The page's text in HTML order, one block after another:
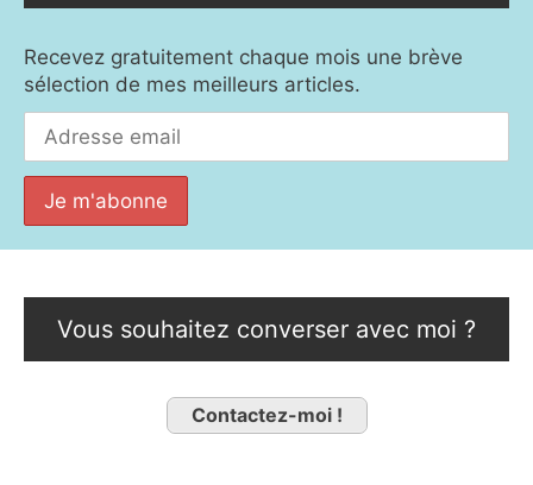
Recevez gratuitement chaque mois une brève
sélection de mes meilleurs articles.
Vous souhaitez converser avec moi ?
Contactez-moi !